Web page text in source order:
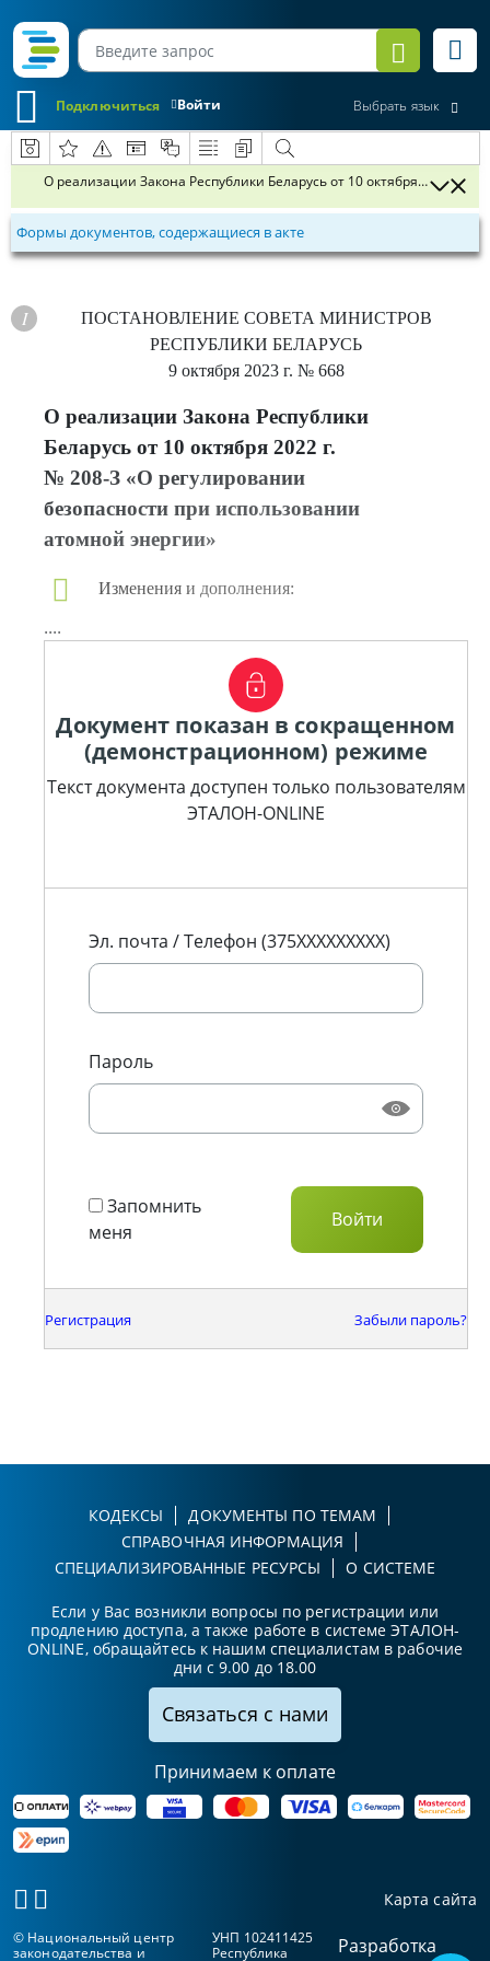
Войти
Подключиться Выбрать язык
О реализации Закона Республики Беларусь от 10 октября 2022 г.
Формы документов, содержащиеся в акте
ПОСТАНОВЛЕНИЕ СОВЕТА МИНИСТРОВ
РЕСПУБЛИКИ БЕЛАРУСЬ
9 октября 2023 г. № 668
О реализации Закона Республики
Беларусь от 10 октября 2022 г.
№ 208-З «О регулировании
безопасности при использовании
атомной энергии»
Изменения и дополнения:
....
Документ показан в сокращенном
(демонстрационном) режиме
Текст документа доступен только пользователям
ЭТАЛОН-ONLINE
Эл. почта / Телефон (375XXXXXXXXX)
Пароль
Запомнить
меня
Регистрация Забыли пароль?
КОДЕКСЫ
ДОКУМЕНТЫ ПО ТЕМАМ
СПРАВОЧНАЯ ИНФОРМАЦИЯ
СПЕЦИАЛИЗИРОВАННЫЕ РЕСУРСЫ
О СИСТЕМЕ
Если у Вас возникли вопросы по регистрации или
продлению доступа, а также работе в системе ЭТАЛОН-
ONLINE, обращайтесь к нашим специалистам в рабочие
дни с 9.00 до 18.00
Связаться с нами
Принимаем к оплате
Карта сайта
© Национальный центр
законодательства и
УНП 102411425
Республика
Разработка